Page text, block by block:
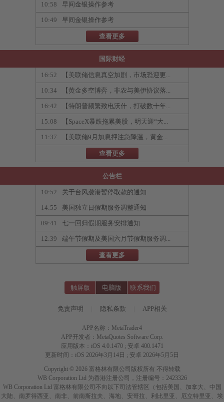
10:58 早间金银操作参考
10:49 早间金银操作参考
查看更多
国际财经
16:52 【美联储信息真空加剧，市场恐迎更...
10:34 【黄金多空博弈，非农与美伊协议落...
16:42 【特朗普频繁致电沃什，打破数十年...
15:08 【SpaceX暴跌拖累美股，明天迎“大...
11:37 【美联储9月加息押注急降温，黄金...
查看更多
公告栏
10:52 关于台风袭港暂停取款的通知
14:55 美国独立日假期服务调整通知
09:41 七一回归假期服务安排通知
12:39 端午节假期及美国六月节假期服务调...
查看更多
触屏版 电脑版 联系我们
免责声明 隐私条款 APP相关
APP名称：MetaTrader4
APP开发者：MetaQuotes Software Corp.
应用版本：iOS 4.0.1470 ; 安卓 400.1471
更新时间：iOS 2026年3月14日 ; 安卓 2026年5月5日
Copyright © 2026 富格林有限公司版权所有 不得转载
WB Corporation Ltd 为香港注册公司，注册编号：2423326
WB Corporation Ltd 富格林有限公司不向以下司法管辖区（包括美国、加拿大、中国
大陆、南罗得西亚、南非、前南斯拉夫、海地、安哥拉、利比里亚、厄立特里亚、埃